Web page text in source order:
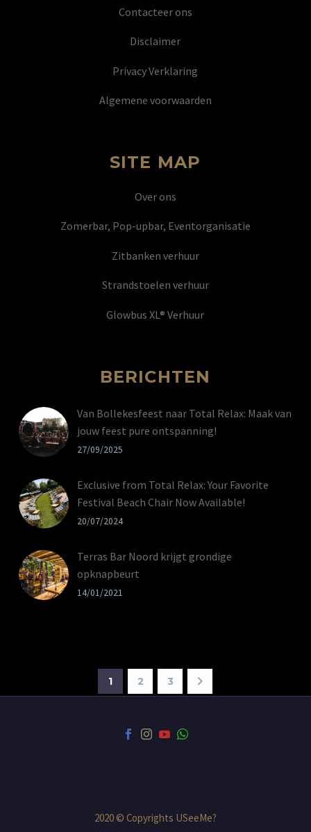
Contacteer ons
Disclaimer
Privacy Verklaring
Algemene voorwaarden
SITE MAP
Over ons
Zomerbar, Pop-upbar, Eventorganisatie
Zitbanken verhuur
Strandstoelen verhuur
Glowbus XL® Verhuur
BERICHTEN
Van Bollekesfeest naar Total Relax: Maak van
jouw feest pure ontspanning!
27/09/2025
Exclusive from Total Relax: Your Favorite
Festival Beach Chair Now Available!
20/07/2024
Terras Bar Noord krijgt grondige
opknapbeurt
14/01/2021
1 2 3
2020 © Copyrights USeeMe?